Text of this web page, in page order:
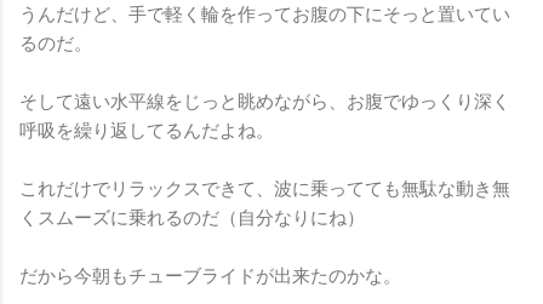
うんだけど、手で軽く輪を作ってお腹の下にそっと置いてい
るのだ。
そして遠い水平線をじっと眺めながら、お腹でゆっくり深く
呼吸を繰り返してるんだよね。
これだけでリラックスできて、波に乗ってても無駄な動き無
くスムーズに乗れるのだ（自分なりにね）
だから今朝もチューブライドが出来たのかな。